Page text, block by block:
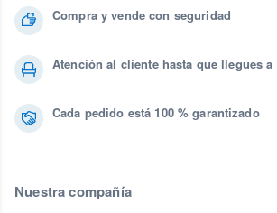
Compra y vende con seguridad
Atención al cliente hasta que llegues
Cada pedido está 100 % garantizado
Nuestra compañía